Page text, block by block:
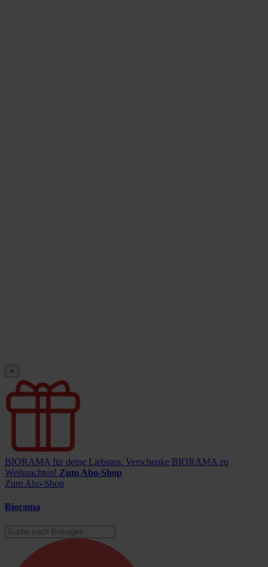
×
BIORAMA für deine Liebsten. Verschenke BIORAMA zu
Weihnachten! Zum Abo-Shop
Zum Abo-Shop
Biorama